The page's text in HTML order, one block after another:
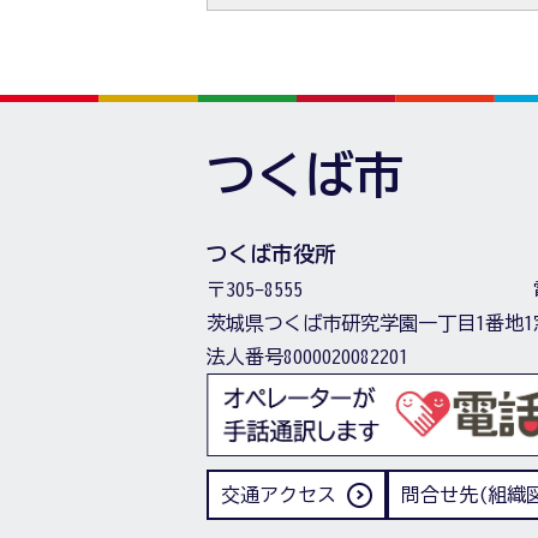
つくば市
つくば市役所
〒305-8555
茨城県つくば市研究学園一丁目1番地1
法人番号8000020082201
交通アクセス 問合せ先(組織